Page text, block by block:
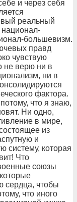
и через себя
реальный
большевизм.
правд
чувствую
не верю ни в
ни в
фактора.
что я знаю,
Ни одно,
в мире,
из
и
систему, которая
Что
союзы
сердца, чтобы
что иного